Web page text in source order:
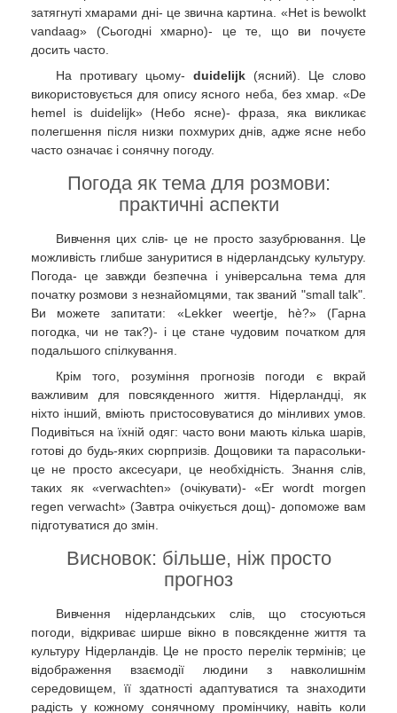
затягнуті хмарами дні- це звична картина. «Het is bewolkt
vandaag» (Сьогодні хмарно)- це те, що ви почуєте
досить часто.
На противагу цьому- duidelijk (ясний). Це слово
використовується для опису ясного неба, без хмар. «De
hemel is duidelijk» (Небо ясне)- фраза, яка викликає
полегшення після низки похмурих днів, адже ясне небо
часто означає і сонячну погоду.
Погода як тема для розмови:
практичні аспекти
Вивчення цих слів- це не просто зазубрювання. Це
можливість глибше зануритися в нідерландську культуру.
Погода- це завжди безпечна і універсальна тема для
початку розмови з незнайомцями, так званий "small talk".
Ви можете запитати: «Lekker weertje, hè?» (Гарна
погодка, чи не так?)- і це стане чудовим початком для
подальшого спілкування.
Крім того, розуміння прогнозів погоди є вкрай
важливим для повсякденного життя. Нідерландці, як
ніхто інший, вміють пристосовуватися до мінливих умов.
Подивіться на їхній одяг: часто вони мають кілька шарів,
готові до будь-яких сюрпризів. Дощовики та парасольки-
це не просто аксесуари, це необхідність. Знання слів,
таких як «verwachten» (очікувати)- «Er wordt morgen
regen verwacht» (Завтра очікується дощ)- допоможе вам
підготуватися до змін.
Висновок: більше, ніж просто
прогноз
Вивчення нідерландських слів, що стосуються
погоди, відкриває ширше вікно в повсякденне життя та
культуру Нідерландів. Це не просто перелік термінів; це
відображення взаємодії людини з навколишнім
середовищем, її здатності адаптуватися та знаходити
радість у кожному сонячному промінчику, навіть коли